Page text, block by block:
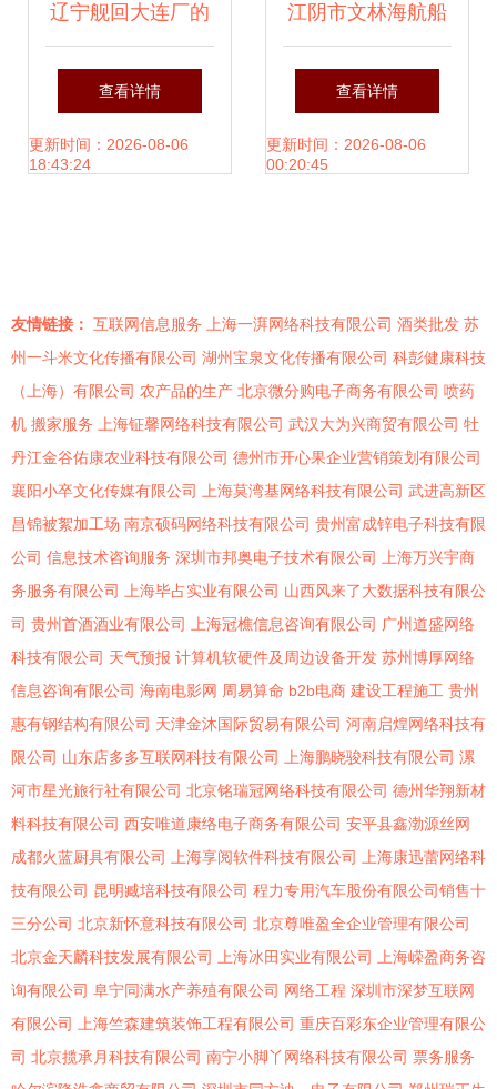
辽宁舰回大连厂的
深意 摘掉训练舰标
签，能否迈向电弹
查看详情
更新时间：2026-08-06
18:43:24
江阴市文林海航船
舶配件厂 立足电子
产品加工，拓展船
查看详情
更新时间：2026-08-06
00:20:45
友情链接： 互联网信息服务 上海一湃网络科技有限公司 酒类批发 苏
州一斗米文化传播有限公司 湖州宝泉文化传播有限公司 科彭健康科技
（上海）有限公司 农产品的生产 北京微分购电子商务有限公司 喷药
机 搬家服务 上海钲馨网络科技有限公司 武汉大为兴商贸有限公司 牡
丹江金谷佑康农业科技有限公司 德州市开心果企业营销策划有限公司
襄阳小卒文化传媒有限公司
上海莫湾基网络科技有限公司 武进高新区
昌锦被絮加工场 南京硕码网络科技有限公司 贵州富成锌电子科技有限
公司 信息技术咨询服务 深圳市邦奥电子技术有限公司
上海万兴宇商
务服务有限公司
上海毕占实业有限公司 山西风来了大数据科技有限公
司 贵州首酒酒业有限公司 上海冠樵信息咨询有限公司 广州道盛网络
科技有限公司 天气预报 计算机软硬件及周边设备开发 苏州博厚网络
信息咨询有限公司 海南电影网 周易算命 b2b电商 建设工程施工 贵州
惠有钢结构有限公司 天津金沐国际贸易有限公司 河南启煌网络科技有
限公司 山东店多多互联网科技有限公司 上海鹏晓骏科技有限公司 漯
河市星光旅行社有限公司 北京铭瑞冠网络科技有限公司 德州华翔新材
料科技有限公司 西安唯道康络电子商务有限公司 安平县鑫渤源丝网
成都火蓝厨具有限公司
上海享阅软件科技有限公司
上海康迅蕾网络科
技有限公司 昆明臧培科技有限公司 程力专用汽车股份有限公司销售十
三分公司 北京新怀意科技有限公司 北京尊唯盈全企业管理有限公司
北京金天麟科技发展有限公司
上海冰田实业有限公司
上海嵘盈商务咨
询有限公司 阜宁同满水产养殖有限公司 网络工程 深圳市深梦互联网
有限公司
上海竺森建筑装饰工程有限公司 重庆百彩东企业管理有限公
司 北京揽承月科技有限公司 南宁小脚丫网络科技有限公司 票务服务